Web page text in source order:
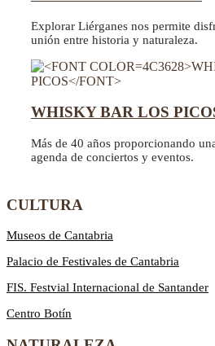
Explorar Liérganes nos permite
unión entre historia y naturaleza.
WHISKY BAR LOS
Más de 40 años proporcionando
agenda de conciertos y eventos.
CULTURA
Museos de Cantabria
Palacio de Festivales de Cantabria
FIS. Festvial Internacional de Santander
Centro Botín